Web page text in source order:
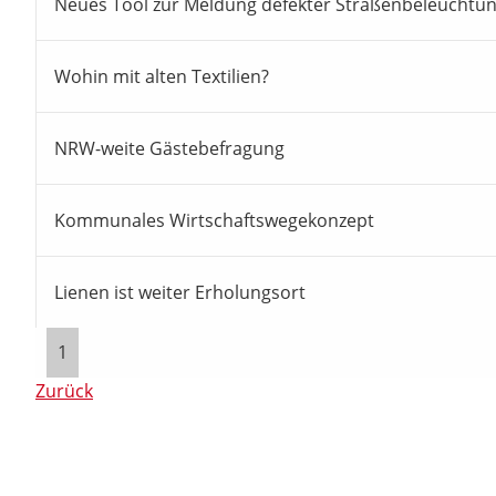
Wohin mit alten Textilien?
NRW-weite Gästebefragung
Kommunales Wirtschaftswegekonzept
Lienen ist weiter Erholungsort
1
Zurück